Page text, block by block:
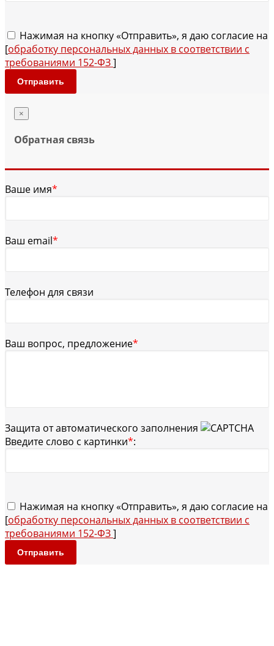
Нажимая на кнопку «Отправить», я даю согласие на
[обработку персональных данных в соответствии с
требованиями 152-ФЗ]
Отправить
×
Обратная связь
Ваше имя*
Ваш email*
Телефон для связи
Ваш вопрос, предложение*
Защита от автоматического заполнения
Введите слово с картинки*:
Нажимая на кнопку «Отправить», я даю согласие на
[обработку персональных данных в соответствии с
требованиями 152-ФЗ]
Отправить